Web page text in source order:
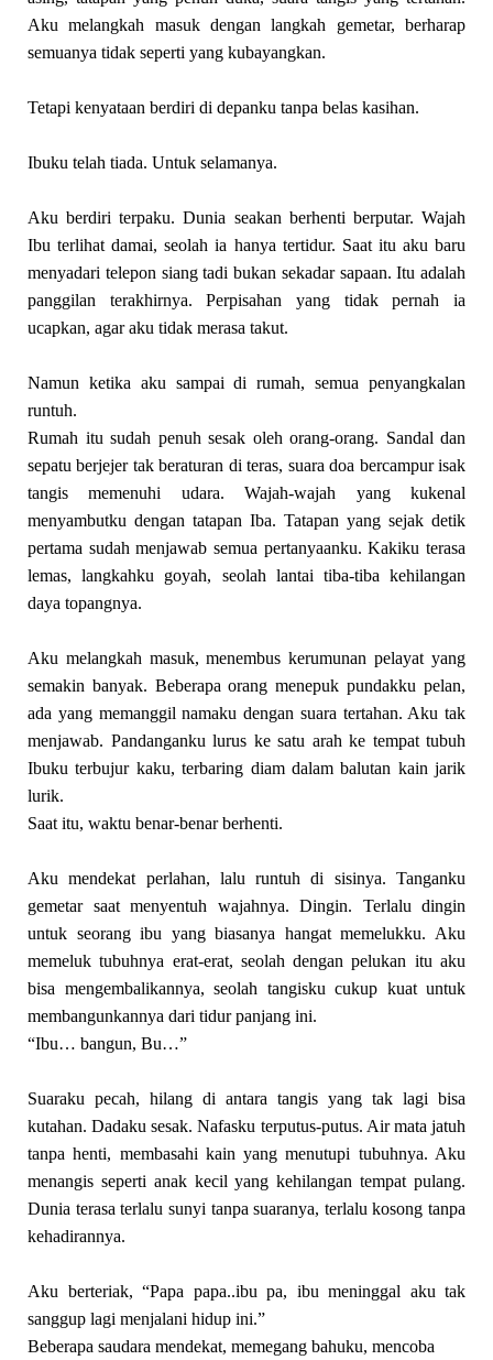
Aku melangkah masuk dengan langkah gemetar, berharap
semuanya tidak seperti yang kubayangkan.
Tetapi kenyataan berdiri di depanku tanpa belas kasihan.
Ibuku telah tiada. Untuk selamanya.
Aku berdiri terpaku. Dunia seakan berhenti berputar. Wajah
Ibu terlihat damai, seolah ia hanya tertidur. Saat itu aku baru
menyadari telepon siang tadi bukan sekadar sapaan. Itu adalah
panggilan terakhirnya. Perpisahan yang tidak pernah ia
ucapkan, agar aku tidak merasa takut.
Namun ketika aku sampai di rumah, semua penyangkalan
runtuh.
Rumah itu sudah penuh sesak oleh orang-orang. Sandal dan
sepatu berjejer tak beraturan di teras, suara doa bercampur isak
tangis memenuhi udara. Wajah-wajah yang kukenal
menyambutku dengan tatapan Iba. Tatapan yang sejak detik
pertama sudah menjawab semua pertanyaanku. Kakiku terasa
lemas, langkahku goyah, seolah lantai tiba-tiba kehilangan
daya topangnya.
Aku melangkah masuk, menembus kerumunan pelayat yang
semakin banyak. Beberapa orang menepuk pundakku pelan,
ada yang memanggil namaku dengan suara tertahan. Aku tak
menjawab. Pandanganku lurus ke satu arah ke tempat tubuh
Ibuku terbujur kaku, terbaring diam dalam balutan kain jarik
lurik.
Saat itu, waktu benar-benar berhenti.
Aku mendekat perlahan, lalu runtuh di sisinya. Tanganku
gemetar saat menyentuh wajahnya. Dingin. Terlalu dingin
untuk seorang ibu yang biasanya hangat memelukku. Aku
memeluk tubuhnya erat-erat, seolah dengan pelukan itu aku
bisa mengembalikannya, seolah tangisku cukup kuat untuk
membangunkannya dari tidur panjang ini.
“Ibu… bangun, Bu…”
Suaraku pecah, hilang di antara tangis yang tak lagi bisa
kutahan. Dadaku sesak. Nafasku terputus-putus. Air mata jatuh
tanpa henti, membasahi kain yang menutupi tubuhnya. Aku
menangis seperti anak kecil yang kehilangan tempat pulang.
Dunia terasa terlalu sunyi tanpa suaranya, terlalu kosong tanpa
kehadirannya.
Aku berteriak, “Papa papa..ibu pa, ibu meninggal aku tak
sanggup lagi menjalani hidup ini.”
Beberapa saudara mendekat, memegang bahuku, mencoba